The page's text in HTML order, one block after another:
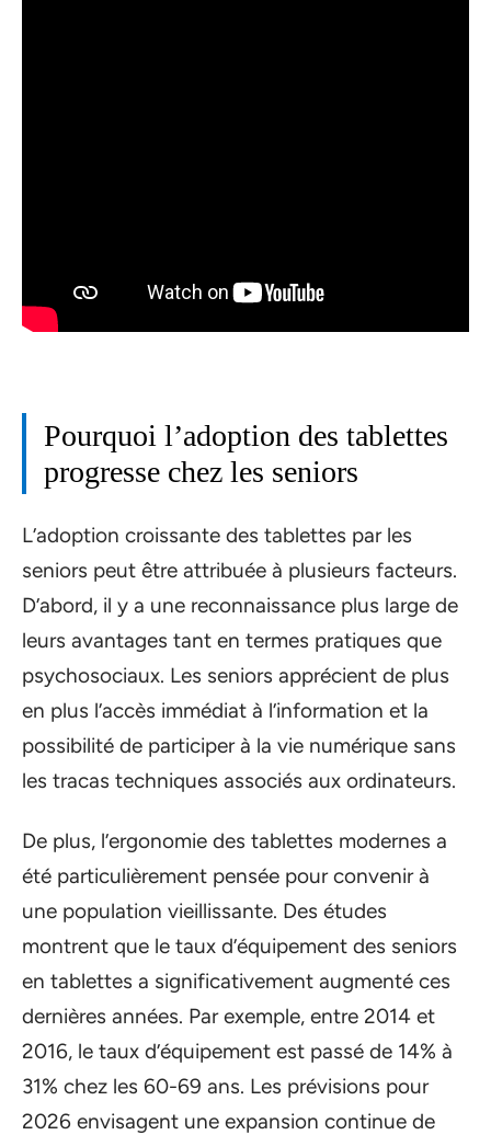
Pourquoi l’adoption des tablettes
progresse chez les seniors
L’adoption croissante des tablettes par les
seniors peut être attribuée à plusieurs facteurs.
D’abord, il y a une reconnaissance plus large de
leurs avantages tant en termes pratiques que
psychosociaux. Les seniors apprécient de plus
en plus l’accès immédiat à l’information et la
possibilité de participer à la vie numérique sans
les tracas techniques associés aux ordinateurs.
De plus, l’ergonomie des tablettes modernes a
été particulièrement pensée pour convenir à
une population vieillissante. Des études
montrent que le taux d’équipement des seniors
en tablettes a significativement augmenté ces
dernières années. Par exemple, entre 2014 et
2016, le taux d’équipement est passé de 14% à
31% chez les 60-69 ans. Les prévisions pour
2026 envisagent une expansion continue de